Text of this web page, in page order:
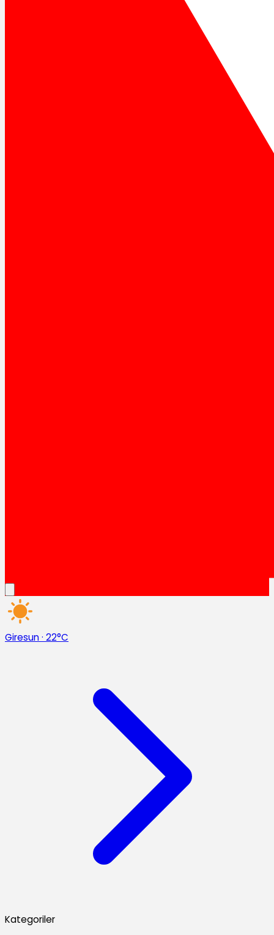
Giresun· 22°C
Kategoriler